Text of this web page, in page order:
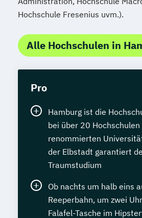
Hochschule Fresenius uvm.).
Alle Hochschulen in
Pro
Hamburg ist die
bei über 20
renommierten
der Elbstadt garantiert
Traumstudium
Ob nachts um halb eins
Reeperbahn, um zwei
Falafel-Tasche im